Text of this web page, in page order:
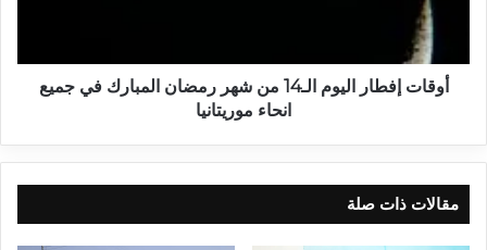
أوقات إفطار اليوم الـ14 من شهر رمضان المبارك في جميع
انحاء موريتانيا
مقالات ذات صلة